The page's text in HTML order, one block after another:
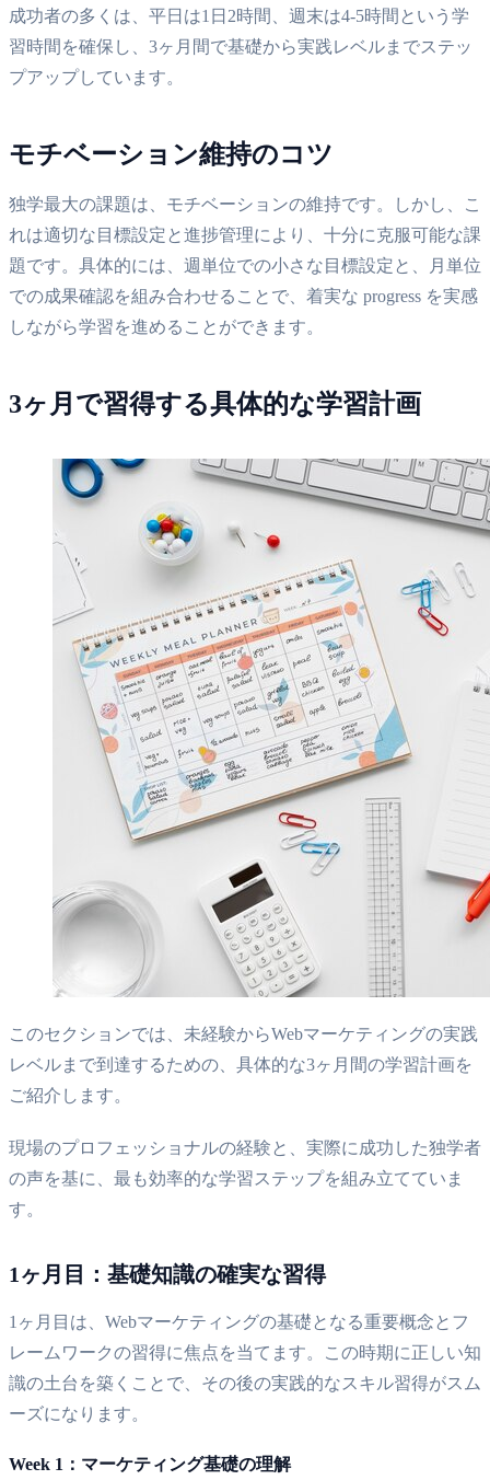
成功者の多くは、平日は1日2時間、週末は4-5時間という学
習時間を確保し、3ヶ月間で基礎から実践レベルまでステッ
プアップしています。
モチベーション維持のコツ
独学最大の課題は、モチベーションの維持です。しかし、こ
れは適切な目標設定と進捗管理により、十分に克服可能な課
題です。具体的には、週単位での小さな目標設定と、月単位
での成果確認を組み合わせることで、着実な progress を実感
しながら学習を進めることができます。
3ヶ月で習得する具体的な学習計画
このセクションでは、未経験からWebマーケティングの実践
レベルまで到達するための、具体的な3ヶ月間の学習計画を
ご紹介します。
現場のプロフェッショナルの経験と、実際に成功した独学者
の声を基に、最も効率的な学習ステップを組み立てていま
す。
1ヶ月目：基礎知識の確実な習得
1ヶ月目は、Webマーケティングの基礎となる重要概念とフ
レームワークの習得に焦点を当てます。この時期に正しい知
識の土台を築くことで、その後の実践的なスキル習得がスム
ーズになります。
Week 1：マーケティング基礎の理解